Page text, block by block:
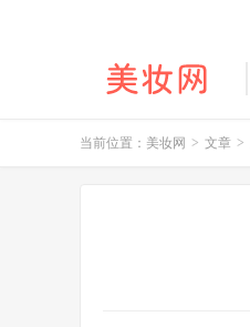
当前位置： 美妆网 > 文章 >